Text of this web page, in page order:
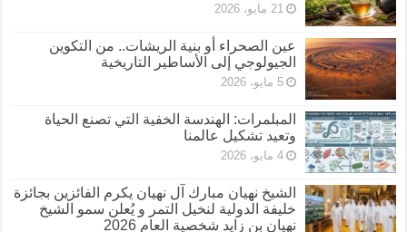
21 مايو، 2026
عين الصحراء أو بنية الريشات.. من التكوين
الجيولوجي إلى الأساطير التاريخية
5 مايو، 2026
المبلمرات: الهندسة الخفية التي تصنع الحياة
وتعيد تشكيل عالمنا
4 مايو، 2026
الشيخ نهيان مبارك آل نهيان يكرم الفائزين بجائزة
خليفة الدولية لنخيل التمر و يُعلن سمو الشيخ
نهيان بن زايد شخصية العام 2026